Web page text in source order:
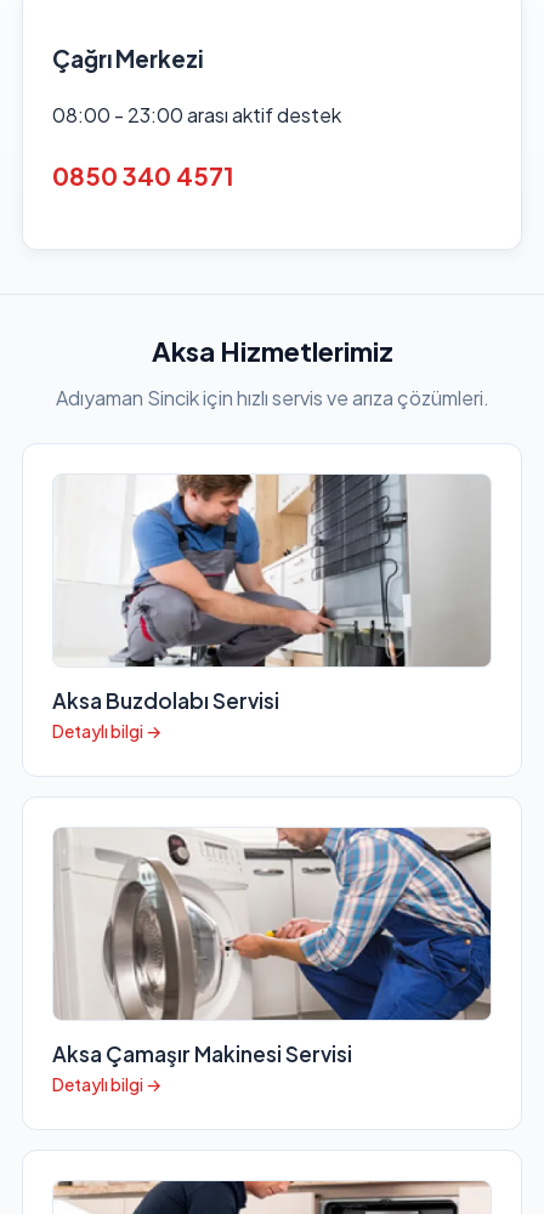
Çağrı Merkezi
08:00 - 23:00 arası aktif destek
0850 340 4571
Aksa Hizmetlerimiz
Adıyaman Sincik için hızlı servis ve arıza çözümleri.
Aksa Buzdolabı Servisi
Detaylı bilgi →
Aksa Çamaşır Makinesi Servisi
Detaylı bilgi →